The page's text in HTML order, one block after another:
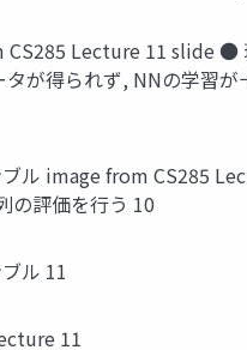
Lecture 11 slide
が得られず, NNの学習
ル image from CS285
の評価を行う 10
ル 11
11